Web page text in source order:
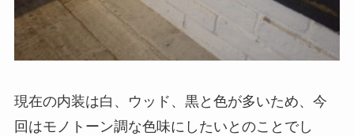
現在の内装は白、ウッド、黒と色が多いため、今
回はモノトーン調な色味にしたいとのことでし